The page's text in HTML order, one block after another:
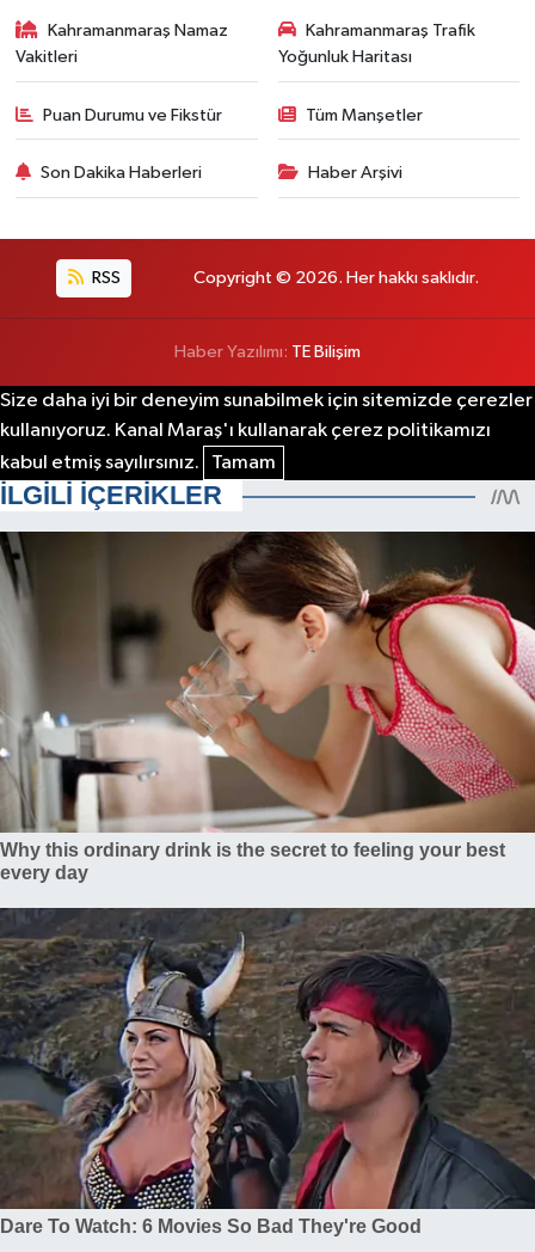
Kahramanmaraş Namaz
Vakitleri
Kahramanmaraş Trafik
Yoğunluk Haritası
Puan Durumu ve Fikstür Tüm Manşetler
Son Dakika Haberleri Haber Arşivi
RSS Copyright © 2026. Her hakkı saklıdır.
Haber Yazılımı: TE Bilişim
Size daha iyi bir deneyim sunabilmek için sitemizde çerezler
kullanıyoruz. Kanal Maraş'ı kullanarak çerez politikamızı
kabul etmiş sayılırsınız.
Tamam